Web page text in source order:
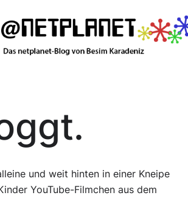
und weit hinten in einer Kneipe
YouTube-Filmchen aus dem